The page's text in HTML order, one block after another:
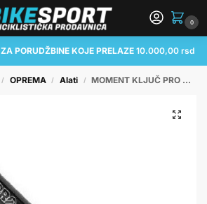
0
ZA PORUDŽBINE KOJE PRELAZE 10.000,00 rsd
/ OPREMA / Alati / MOMENT KLJUČ PRO TORQUE WRENCH, 2 TO 15NM